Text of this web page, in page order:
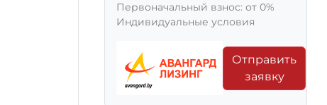
Первоначальный взнос: от 0%
Индивидуальные условия
Отправить
заявку